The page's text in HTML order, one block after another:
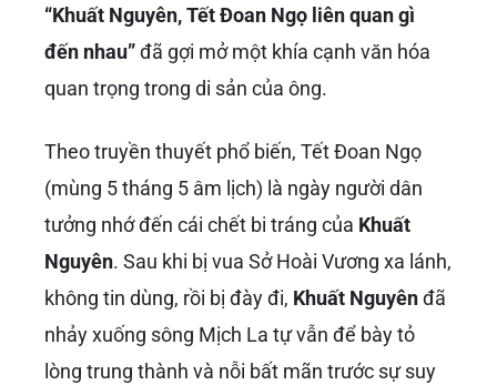
“Khuất Nguyên, Tết Đoan Ngọ liên quan gì
đến nhau”đã gợi mở một khía cạnh văn hóa
quan trọng trong di sản của ông.
Theo truyền thuyết phổ biến, Tết Đoan Ngọ
(mùng 5 tháng 5 âm lịch) là ngày người dân
tưởng nhớ đến cái chết bi tráng của Khuất
Nguyên. Sau khi bị vua Sở Hoài Vương xa lánh,
không tin dùng, rồi bị đày đi, Khuất Nguyênđã
nhảy xuống sông Mịch La tự vẫn để bày tỏ
lòng trung thành và nỗi bất mãn trước sự suy